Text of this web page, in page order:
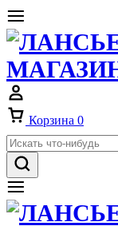
Корзина 0